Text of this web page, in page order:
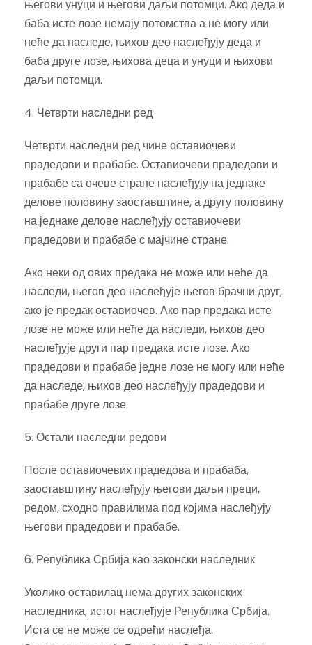
његови унуци и његови даљи потомци. Ако деда и
баба исте лозе немају потомства а не могу или
неће да наследе, њихов део наслеђују деда и
баба друге лозе, њихова деца и унуци и њихови
даљи потомци.
4. Четврти наследни ред
Четврти наследни ред чине оставиочеви
прадедови и прабабе. Оставиочеви прадедови и
прабабе са очеве стране наслеђују на једнаке
делове половину заоставштине, а другу половину
на једнаке делове наслеђују оставиочеви
прадедови и прабабе с мајчине стране.
Ако неки од ових предака не може или неће да
наследи, његов део наслеђује његов брачни друг,
ако је предак оставиочев. Ако пар предака исте
лозе не може или неће да наследи, њихов део
наслеђује други пар предака исте лозе. Ако
прадедови и прабабе једне лозе не могу или неће
да наследе, њихов део наслеђују прадедови и
прабабе друге лозе.
5. Остали наследни редови
После оставиочевих прадедова и прабаба,
заоставштину наслеђују његови даљи преци,
редом, сходно правилима под којима наслеђују
његови прадедови и прабабе.
6. Република Србија као законски наследник
Уколико оставилац нема других законских
наследника, истог наслеђује Република Србија.
Иста се не може се одрећи наслеђа.